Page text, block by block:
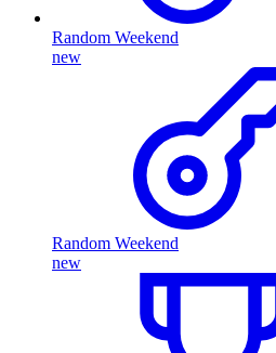
Random Weekend
new
Random Weekend
new